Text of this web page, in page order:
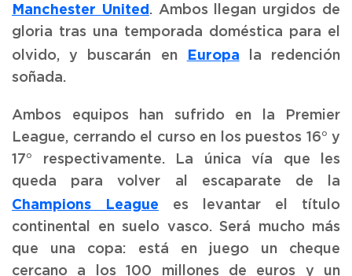
Manchester United. Ambos llegan urgidos de
gloria tras una temporada doméstica para el
olvido, y buscarán en
Europa la redención
soñada.
Ambos equipos han sufrido en la Premier
League, cerrando el curso en los puestos 16° y
17° respectivamente. La única vía que les
queda para volver al escaparate de la
Champions League es levantar el título
continental en suelo vasco. Será mucho más
que una copa: está en juego un cheque
cercano a los 100 millones de euros y un